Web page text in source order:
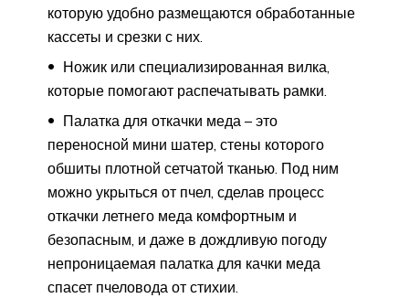
которую удобно размещаются обработанные
кассеты и срезки с них.
Ножик или специализированная вилка,
которые помогают распечатывать рамки.
Палатка для откачки меда – это
переносной мини шатер, стены которого
обшиты плотной сетчатой тканью. Под ним
можно укрыться от пчел, сделав процесс
откачки летнего меда комфортным и
безопасным, и даже в дождливую погоду
непроницаемая палатка для качки меда
спасет пчеловода от стихии.